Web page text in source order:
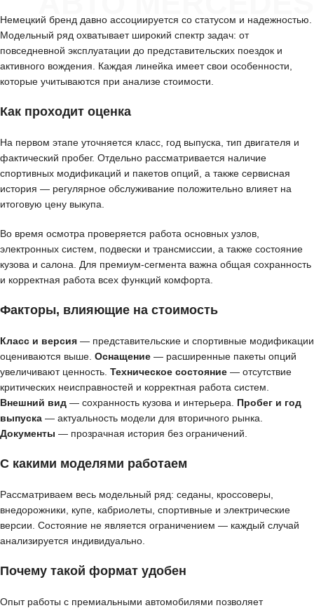
Немецкий бренд давно ассоциируется со статусом и надежностью.
Модельный ряд охватывает широкий спектр задач: от
повседневной эксплуатации до представительских поездок и
активного вождения. Каждая линейка имеет свои особенности,
которые учитываются при анализе стоимости.
Как проходит оценка
На первом этапе уточняется класс, год выпуска, тип двигателя и
фактический пробег. Отдельно рассматривается наличие
спортивных модификаций и пакетов опций, а также сервисная
история — регулярное обслуживание положительно влияет на
итоговую цену выкупа.
Во время осмотра проверяется работа основных узлов,
электронных систем, подвески и трансмиссии, а также состояние
кузова и салона. Для премиум-сегмента важна общая сохранность
и корректная работа всех функций комфорта.
Факторы, влияющие на стоимость
Класс и версия — представительские и спортивные модификации
оцениваются выше. Оснащение — расширенные пакеты опций
увеличивают ценность. Техническое состояние — отсутствие
критических неисправностей и корректная работа систем.
Внешний вид — сохранность кузова и интерьера. Пробег и год
выпуска — актуальность модели для вторичного рынка.
Документы — прозрачная история без ограничений.
С какими моделями работаем
Рассматриваем весь модельный ряд: седаны, кроссоверы,
внедорожники, купе, кабриолеты, спортивные и электрические
версии. Состояние не является ограничением — каждый случай
анализируется индивидуально.
Почему такой формат удобен
Опыт работы с премиальными автомобилями позволяет